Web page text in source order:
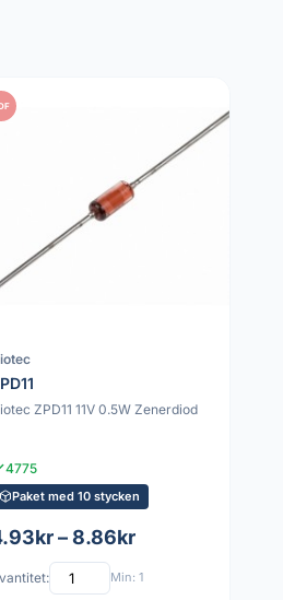
ZPD11 11V 0.5W Zenerdiod
4775
Paket med 10 stycken
– 8.86kr
Min: 1